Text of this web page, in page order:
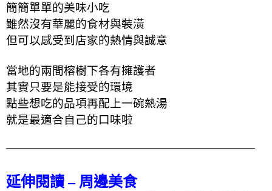
簡簡單單的美味小吃
雖然沒有華麗的食材與裝潢
但可以感受到店家的熱情與誠意
當地的兩間榕樹下各有擁護者
其實只要是能接受的環境
點些想吃的品項再配上一碗熱湯
就是最適合自己的口味啦
延伸閱讀 – 周邊美食